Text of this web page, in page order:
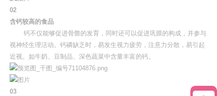
02
含钙较高的食品
钙不仅能够促进骨骼的发育，同时还可以促进巩膜的构成，并参与
视神经生理活动。钙磷缺乏时，易发生视力疲劳，注意力分散，易引起
近视。如牛奶、豆制品、深色蔬菜中含量丰富的钙。
03